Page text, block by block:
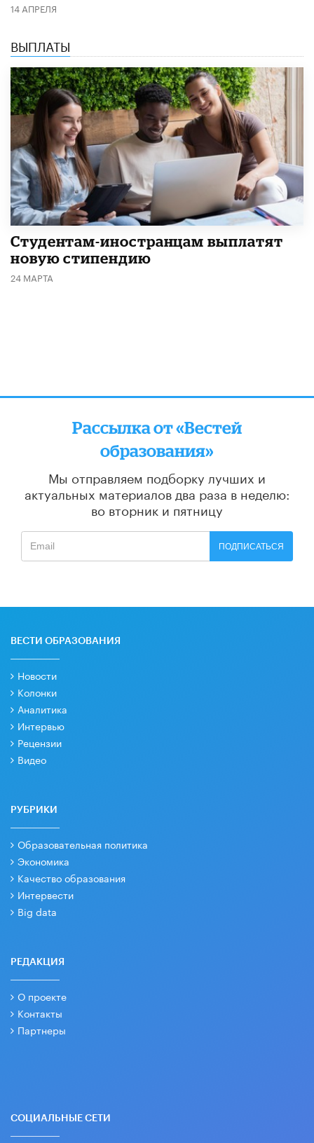
14 АПРЕЛЯ
ВЫПЛАТЫ
Студентам-иностранцам выплатят
новую стипендию
24 МАРТА
Рассылка от «Вестей
образования»
Мы отправляем подборку лучших и
актуальных материалов два раза в неделю:
во вторник и пятницу
ПОДПИСАТЬСЯ
ВЕСТИ ОБРАЗОВАНИЯ
Новости
Колонки
Аналитика
Интервью
Рецензии
Видео
РУБРИКИ
Образовательная политика
Экономика
Качество образования
Интервести
Big data
РЕДАКЦИЯ
О проекте
Контакты
Партнеры
СОЦИАЛЬНЫЕ СЕТИ